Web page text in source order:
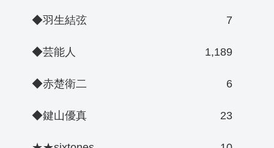
◆羽生結弦 7
◆芸能人 1,189
◆赤楚衛二 6
◆鍵山優真 23